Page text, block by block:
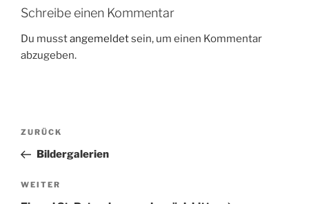
Schreibe einen Kommentar
Du musstangemeldetsein, um einen Kommentar
abzugeben.
Beitragsnavigation
Vorheriger
Beitrag
ZURÜCK
Bildergalerien
Nächster
WEITER